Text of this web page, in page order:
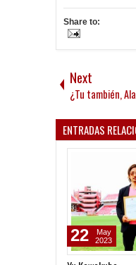
Share to:
Next
¿Tu también,
ENTRADAS
22
May
2023